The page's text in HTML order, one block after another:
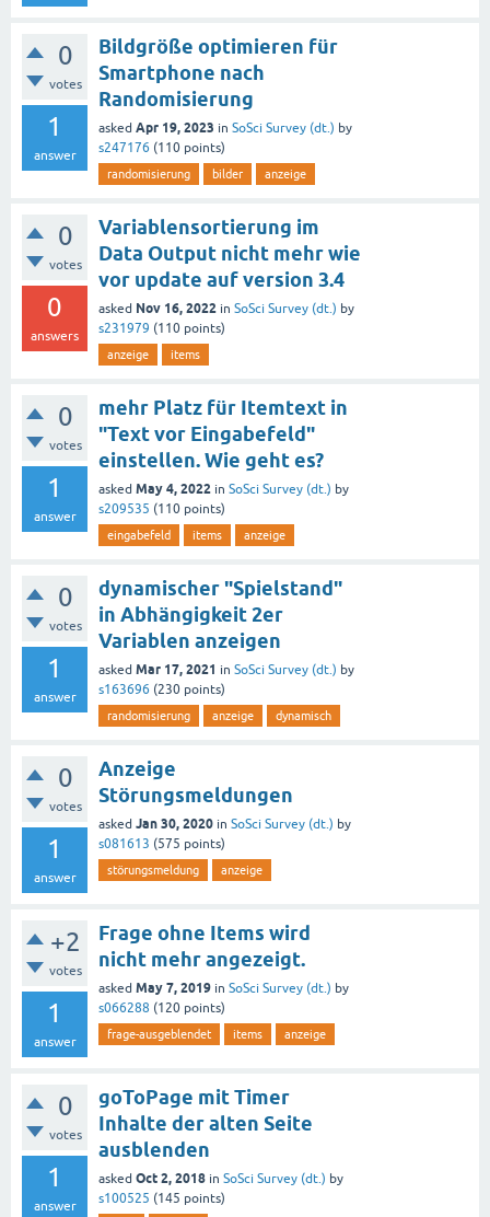
0
votes
1
answer
Bildgröße optimieren für
Smartphone nach
Randomisierung
asked Apr 19, 2023 in SoSci Survey (dt.) by
s247176 (110 points)
randomisierung bilder anzeige
0
votes
0
answers
Variablensortierung im
Data Output nicht mehr wie
vor update auf version 3.4
asked Nov 16, 2022 in SoSci Survey (dt.) by
s231979 (110 points)
anzeige items
0
votes
1
answer
mehr Platz für Itemtext in
"Text vor Eingabefeld"
einstellen. Wie geht es?
asked May 4, 2022 in SoSci Survey (dt.) by
s209535 (110 points)
eingabefeld items anzeige
0
votes
1
answer
dynamischer "Spielstand"
in Abhängigkeit 2er
Variablen anzeigen
asked Mar 17, 2021 in SoSci Survey (dt.) by
s163696 (230 points)
randomisierung anzeige dynamisch
0
votes
1
answer
Anzeige
Störungsmeldungen
asked Jan 30, 2020 in SoSci Survey (dt.) by
s081613 (575 points)
störungsmeldung anzeige
+2
votes
1
answer
Frage ohne Items wird
nicht mehr angezeigt.
asked May 7, 2019 in SoSci Survey (dt.) by
s066288 (120 points)
frage-ausgeblendet items anzeige
0
votes
1
answer
goToPage mit Timer
Inhalte der alten Seite
ausblenden
asked Oct 2, 2018 in SoSci Survey (dt.) by
s100525 (145 points)